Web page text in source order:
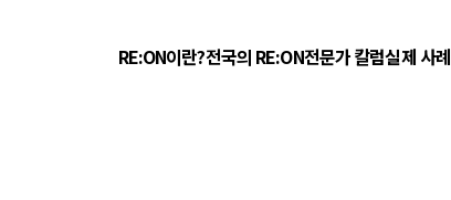
RE:ON이란?전국의 RE:ON전문가 칼럼실제 사례